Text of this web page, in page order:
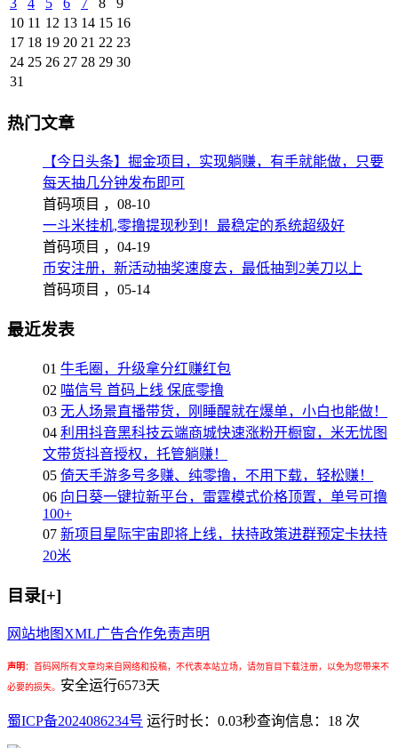
3
4 5 6 7 8
9
10 11 12 13 14 15 16
17 18 19 20 21 22 23
24 25 26 27 28 29 30
31
热门文章
【今日头条】掘金项目，实现躺赚，有手就能做，只要
每天抽几分钟发布即可
首码项目 ， 08-10
一斗米挂机,零撸提现秒到！最稳定的系统超级好
首码项目 ， 04-19
币安注册，新活动抽奖速度去，最低抽到2美刀以上
首码项目 ， 05-14
最近发表
01 牛毛圈，升级拿分红赚红包
02 喵信号 首码上线 保底零撸
03 无人场景直播带货，刚睡醒就在爆单，小白也能做！
04 利用抖音黑科技云端商城快速涨粉开橱窗，米无忧图
文带货抖音授权，托管躺赚！
05 倚天手游多号多赚、纯零撸，不用下载，轻松赚！
06 向日葵一键拉新平台，雷霆模式价格顶置，单号可撸
100+
07 新项目星际宇宙即将上线，扶持政策进群预定卡扶持
20米
目录[+]
网站地图 XML广告合作免责声明
声明： 首码网所有文章均来自网络和投稿，不代表本站立场，请勿盲目下载注册，以免为您带来不
必要的损失。 安全运行6573天
蜀ICP备2024086234号 运行时长：0.03秒查询信息：18 次